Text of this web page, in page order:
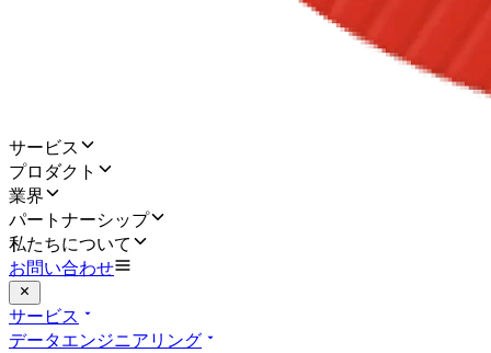
サービス
プロダクト
業界
パートナーシップ
私たちについて
お問い合わせ
サービス
データエンジニアリング